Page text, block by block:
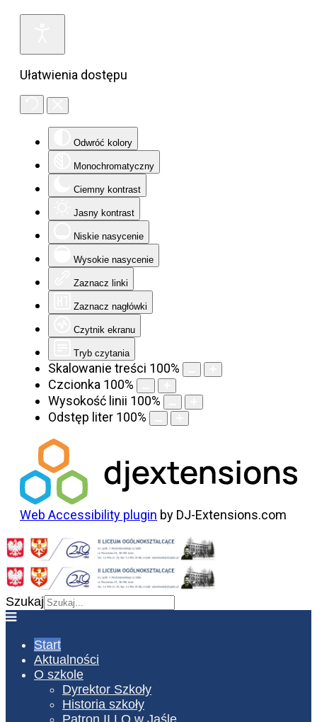
Ułatwienia dostępu
Odwróć kolory
Monochromatyczny
Ciemny kontrast
Jasny kontrast
Niskie nasycenie
Wysokie nasycenie
Zaznacz linki
Zaznacz nagłówki
Czytnik ekranu
Tryb czytania
Skalowanie treści 100%
Czcionka 100%
Wysokość linii 100%
Odstęp liter 100%
Web Accessibility plugin by DJ-Extensions.com
Szukaj
Start
Aktualności
O szkole
Dyrektor Szkoły
Historia szkoły
Patron II LO w Jaśle